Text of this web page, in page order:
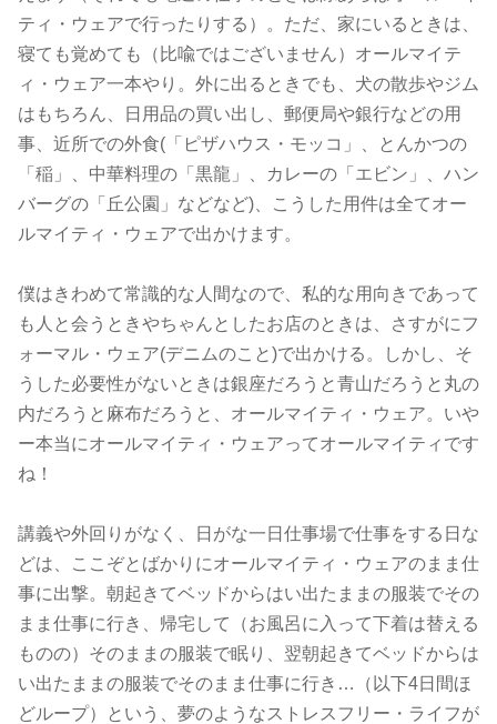
ティ・ウェアで行ったりする）。ただ、家にいるときは、
寝ても覚めても（比喩ではございません）オールマイテ
ィ・ウェア一本やり。外に出るときでも、犬の散歩やジム
はもちろん、日用品の買い出し、郵便局や銀行などの用
事、近所での外食(「ピザハウス・モッコ」、とんかつの
「稲」、中華料理の「黒龍」、カレーの「エビン」、ハン
バーグの「丘公園」などなど)、こうした用件は全てオー
ルマイティ・ウェアで出かけます。
僕はきわめて常識的な人間なので、私的な用向きであって
も人と会うときやちゃんとしたお店のときは、さすがにフ
ォーマル・ウェア(デニムのこと)で出かける。しかし、そ
うした必要性がないときは銀座だろうと青山だろうと丸の
内だろうと麻布だろうと、オールマイティ・ウェア。いや
ー本当にオールマイティ・ウェアってオールマイティです
ね！
講義や外回りがなく、日がな一日仕事場で仕事をする日な
どは、ここぞとばかりにオールマイティ・ウェアのまま仕
事に出撃。朝起きてベッドからはい出たままの服装でその
まま仕事に行き、帰宅して（お風呂に入って下着は替える
ものの）そのままの服装で眠り、翌朝起きてベッドからは
い出たままの服装でそのまま仕事に行き…（以下4日間ほ
どループ）という、夢のようなストレスフリー・ライフが